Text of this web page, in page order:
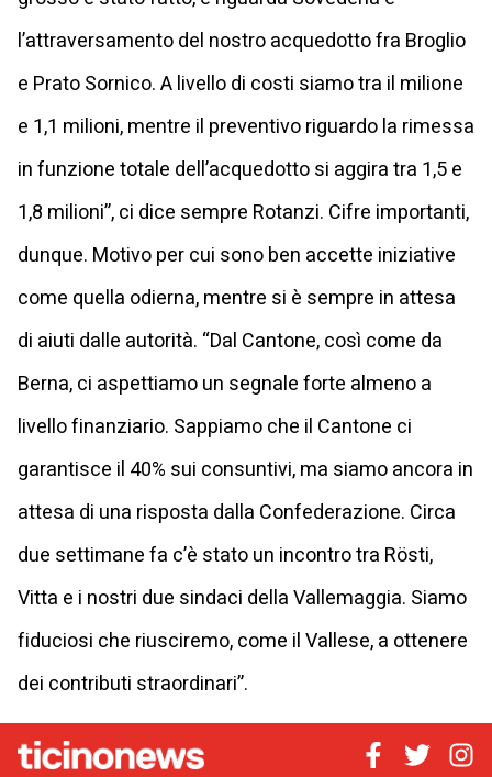
l’attraversamento del nostro acquedotto fra Broglio
e Prato Sornico. A livello di costi siamo tra il milione
e 1,1 milioni, mentre il preventivo riguardo la rimessa
in funzione totale dell’acquedotto si aggira tra 1,5 e
1,8 milioni”, ci dice sempre Rotanzi. Cifre importanti,
dunque. Motivo per cui sono ben accette iniziative
come quella odierna, mentre si è sempre in attesa
di aiuti dalle autorità. “Dal Cantone, così come da
Berna, ci aspettiamo un segnale forte almeno a
livello finanziario. Sappiamo che il Cantone ci
garantisce il 40% sui consuntivi, ma siamo ancora in
attesa di una risposta dalla Confederazione. Circa
due settimane fa c’è stato un incontro tra Rösti,
Vitta e i nostri due sindaci della Vallemaggia. Siamo
fiduciosi che riusciremo, come il Vallese, a ottenere
dei contributi straordinari”.